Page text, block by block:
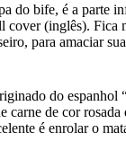
do bife, é a parte
(inglês). Fica
para amaciar
do espanhol
carne de cor
é enrolar o